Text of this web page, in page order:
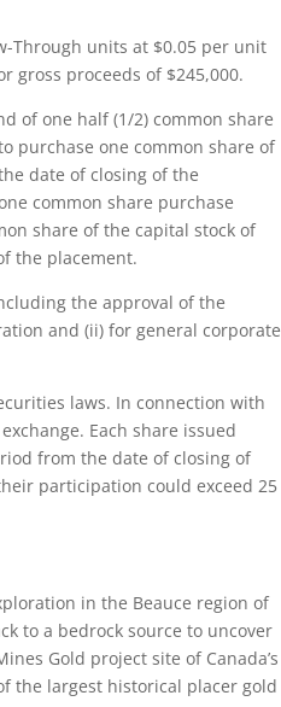
Through units at $0.05 per unit
gross proceeds of $245,000.
of one half (1/2) common share
purchase one common share of
date of closing of the
common share purchase
share of the capital stock of
the placement.
the approval of the
and (ii) for general corporate
laws. In connection with
Each share issued
from the date of closing of
participation could exceed 25
in the Beauce region of
to a bedrock source to uncover
Gold project site of Canada’s
the largest historical placer gold